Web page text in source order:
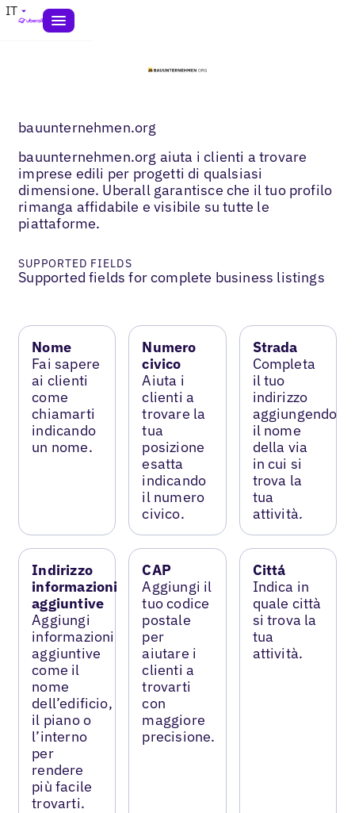
IT
bauunternehmen.org
bauunternehmen.org aiuta i clienti a trovare
imprese edili per progetti di qualsiasi
dimensione. Uberall garantisce che il tuo profilo
rimanga affidabile e visibile su tutte le
piattaforme.
SUPPORTED FIELDS
Supported fields for complete business listings
Nome
Fai sapere
ai clienti
come
chiamarti
indicando
un nome.
Numero
civico
Aiuta i
clienti a
trovare la
tua
posizione
esatta
indicando
il numero
civico.
Strada
Completa
il tuo
indirizzo
aggiungendo
il nome
della via
in cui si
trova la
tua
attività.
Indirizzo
informazioni
aggiuntive
Aggiungi
informazioni
aggiuntive
come il
nome
dell’edificio,
il piano o
l’interno
per
rendere
più facile
trovarti.
CAP
Aggiungi il
tuo codice
postale
per
aiutare i
clienti a
trovarti
con
maggiore
precisione.
Cittá
Indica in
quale città
si trova la
tua
attività.